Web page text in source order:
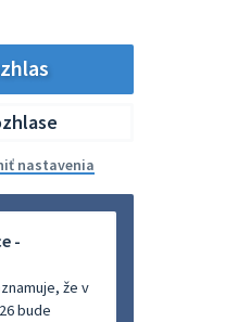
nastavenia
-
že v
bude